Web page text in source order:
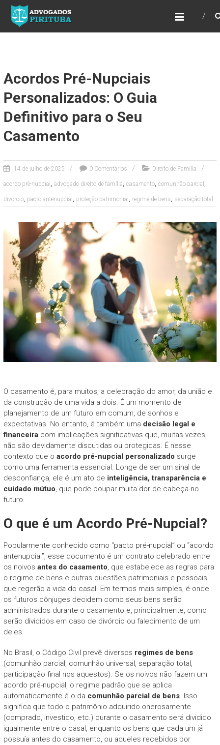
ADVOGADOS PIRITUBA
Precisando de advogado? Entre em contato!
Fazemos toda a assessoria que você
Acordos Pré-Nupciais
Personalizados: O Guia
Definitivo para o Seu
Casamento
14 de julho de 2025 0 Comentários Direito de Família
acordo pré-nupcial , advogado direito de família, casamento, comunhão parcial ,
divórcio, pacto antenupcial , proteção patrimonial , regime de bens, separação total
O casamento é, para muitos, a celebração do amor, da união e
da construção de uma vida a dois. É um momento de
planejamento de um futuro em comum, de sonhos e
expectativas. No entanto, é também uma decisão legal e
financeiracom implicações significativas que, muitas vezes,
não são devidamente discutidas ou protegidas. É nesse
contexto que o acordo pré-nupcial personalizado surge
como uma ferramenta essencial. Longe de ser um sinal de
desconfiança, ele é um ato de inteligência, transparência e
cuidado mútuo, que pode poupar muita dor de cabeça no
futuro.
O que é um Acordo Pré-Nupcial?
Popularmente conhecido como “pacto pré-nupcial” ou “acordo
antenupcial”, esse documento é um contrato celebrado entre
os noivos antes do casamento, que estabelece as regras para
o regime de bens e outras questões patrimoniais e pessoais
que regerão a vida do casal. Em termos mais simples, é onde
os futuros cônjuges decidem como seus bens serão
administrados durante o casamento e, principalmente, como
serão divididos em caso de divórcio ou falecimento de um
deles.
No Brasil, o Código Civil prevê diversos regimes de bens
(comunhão parcial, comunhão universal, separação total,
participação final nos aquestos). Se os noivos não fazem um
acordo pré-nupcial, o regime padrão que se aplica
automaticamente é o da comunhão parcial de bens. Isso
significa que todo o patrimônio adquirido onerosamente
(comprado, investido, etc.) durante o casamento será dividido
igualmente entre o casal, enquanto os bens que cada um já
possuía antes do casamento, ou aqueles recebidos por